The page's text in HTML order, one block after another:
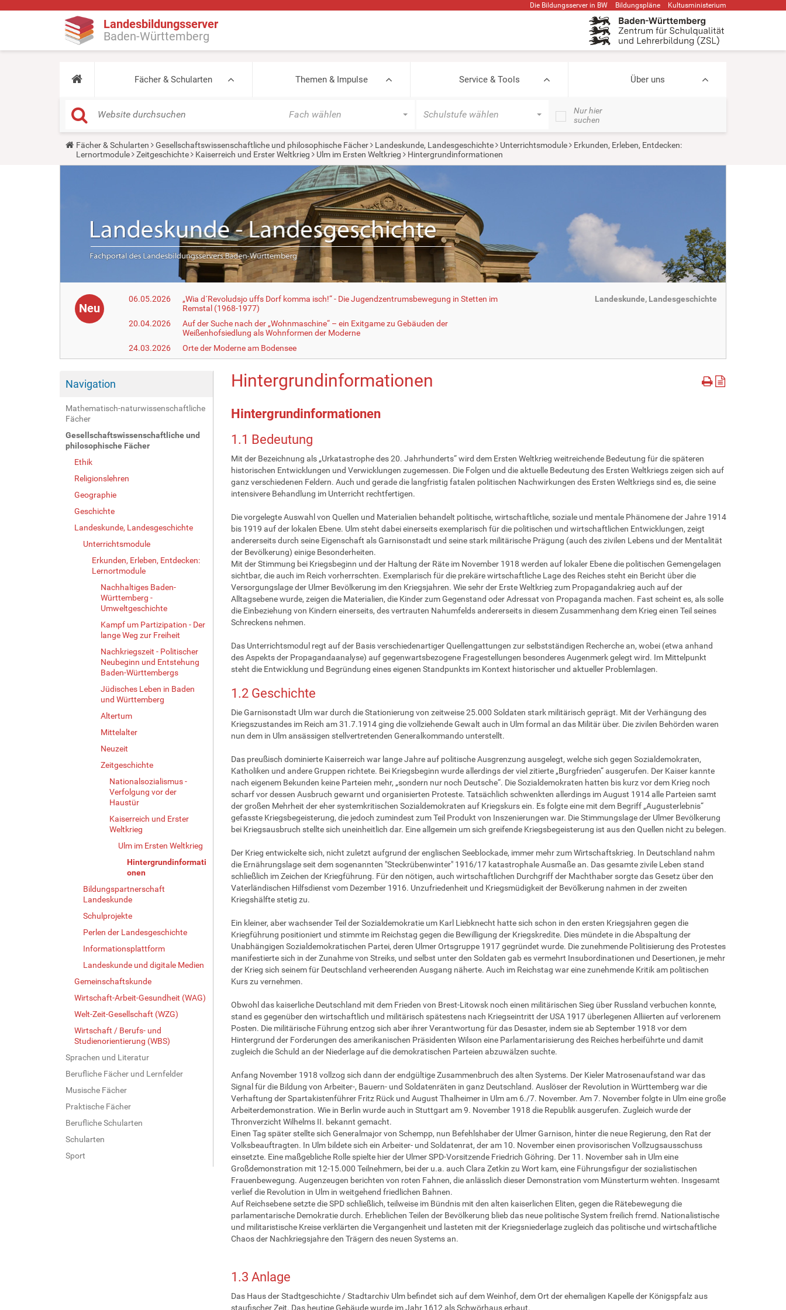
Die Bildungsserver in BW Bildungspläne Kultusministerium
Landesbildungsserver
Baden-Württemberg
Fächer & Schularten Themen & Impulse Service & Tools Über uns
Fach wählen Schulstufe wählen
Nur hier
suchen
Y
u
Fächer & Schularten Gesellschaftswissenschaftliche und philosophische Fächer Landeskunde, Landesgeschichte Unterrichtsmodule
Erkunden, Erleben, Entdecken:
Lernortmodule
Zeitgeschichte Kaiserreich und Erster Weltkrieg Ulm im Ersten Weltkrieg Hintergrundinformationen
Neu
06.05.2026
„Wia d´Revoludsjo uffs Dorf komma isch!“ - Die Jugendzentrumsbewegung in Stetten im
Remstal (1968-1977)
20.04.2026
Auf der Suche nach der „Wohnmaschine“ – ein Exitgame zu Gebäuden der
Weißenhofsiedlung als Wohnformen der Moderne
24.03.2026
Orte der Moderne am Bodensee
Landeskunde, Landesgeschichte
Navigation
Mathematisch-naturwissenschaftliche
Fächer
Gesellschaftswissenschaftliche und
philosophische Fächer
Ethik
Religionslehren
Geographie
Geschichte
Landeskunde, Landesgeschichte
Unterrichtsmodule
Erkunden, Erleben, Entdecken:
Lernortmodule
Nachhaltiges Baden-
Württemberg -
Umweltgeschichte
Kampf um Partizipation - Der
lange Weg zur Freiheit
Nachkriegszeit - Politischer
Neubeginn und Entstehung
Baden-Württembergs
Jüdisches Leben in Baden
und Württemberg
Altertum
Mittelalter
Neuzeit
Zeitgeschichte
Nationalsozialismus -
Verfolgung vor der
Haustür
Kaiserreich und Erster
Weltkrieg
Ulm im Ersten Weltkrieg
Hintergrundinformati
onen
Bildungspartnerschaft
Landeskunde
Schulprojekte
Perlen der Landesgeschichte
Informationsplattform
Landeskunde und digitale Medien
Gemeinschaftskunde
Wirtschaft-Arbeit-Gesundheit (WAG)
Welt-Zeit-Gesellschaft (WZG)
Wirtschaft / Berufs- und
Studienorientierung (WBS)
Sprachen und Literatur
Berufliche Fächer und Lernfelder
Musische Fächer
Praktische Fächer
Berufliche Schularten
Schularten
Sport
Hintergrundinformationen
Hintergrundinformationen
1.1 Bedeutung
Mit der Bezeichnung als „Urkatastrophe des 20. Jahrhunderts“ wird dem Ersten Weltkrieg weitreichende Bedeutung für die späteren
historischen Entwicklungen und Verwicklungen zugemessen. Die Folgen und die aktuelle Bedeutung des Ersten Weltkriegs zeigen sich auf
ganz verschiedenen Feldern. Auch und gerade die langfristig fatalen politischen Nachwirkungen des Ersten Weltkriegs sind es, die seine
intensivere Behandlung im Unterricht rechtfertigen.
Die vorgelegte Auswahl von Quellen und Materialien behandelt politische, wirtschaftliche, soziale und mentale Phänomene der Jahre 1914
bis 1919 auf der lokalen Ebene. Ulm steht dabei einerseits exemplarisch für die politischen und wirtschaftlichen Entwicklungen, zeigt
andererseits durch seine Eigenschaft als Garnisonstadt und seine stark militärische Prägung (auch des zivilen Lebens und der Mentalität
der Bevölkerung) einige Besonderheiten.
Mit der Stimmung bei Kriegsbeginn und der Haltung der Räte im November 1918 werden auf lokaler Ebene die politischen Gemengelagen
sichtbar, die auch im Reich vorherrschten. Exemplarisch für die prekäre wirtschaftliche Lage des Reiches steht ein Bericht über die
Versorgungslage der Ulmer Bevölkerung im den Kriegsjahren. Wie sehr der Erste Weltkrieg zum Propagandakrieg auch auf der
Alltagsebene wurde, zeigen die Materialien, die Kinder zum Gegenstand oder Adressat von Propaganda machen. Fast scheint es, als solle
die Einbeziehung von Kindern einerseits, des vertrauten Nahumfelds andererseits in diesem Zusammenhang dem Krieg einen Teil seines
Schreckens nehmen.
Das Unterrichtsmodul regt auf der Basis verschiedenartiger Quellengattungen zur selbstständigen Recherche an, wobei (etwa anhand
des Aspekts der Propagandaanalyse) auf gegenwartsbezogene Fragestellungen besonderes Augenmerk gelegt wird. Im Mittelpunkt
steht die Entwicklung und Begründung eines eigenen Standpunkts im Kontext historischer und aktueller Problemlagen.
1.2 Geschichte
Die Garnisonstadt Ulm war durch die Stationierung von zeitweise 25.000 Soldaten stark militärisch geprägt. Mit der Verhängung des
Kriegszustandes im Reich am 31.7.1914 ging die vollziehende Gewalt auch in Ulm formal an das Militär über. Die zivilen Behörden waren
nun dem in Ulm ansässigen stellvertretenden Generalkommando unterstellt.
Das preußisch dominierte Kaiserreich war lange Jahre auf politische Ausgrenzung ausgelegt, welche sich gegen Sozialdemokraten,
Katholiken und andere Gruppen richtete. Bei Kriegsbeginn wurde allerdings der viel zitierte „Burgfrieden“ ausgerufen. Der Kaiser kannte
nach eigenem Bekunden keine Parteien mehr, „sondern nur noch Deutsche“. Die Sozialdemokraten hatten bis kurz vor dem Krieg noch
scharf vor dessen Ausbruch gewarnt und organisierten Proteste. Tatsächlich schwenkten allerdings im August 1914 alle Parteien samt
der großen Mehrheit der eher systemkritischen Sozialdemokraten auf Kriegskurs ein. Es folgte eine mit dem Begriff „Augusterlebnis“
gefasste Kriegsbegeisterung, die jedoch zumindest zum Teil Produkt von Inszenierungen war. Die Stimmungslage der Ulmer Bevölkerung
bei Kriegsausbruch stellte sich uneinheitlich dar. Eine allgemein um sich greifende Kriegsbegeisterung ist aus den Quellen nicht zu belegen.
Der Krieg entwickelte sich, nicht zuletzt aufgrund der englischen Seeblockade, immer mehr zum Wirtschaftskrieg. In Deutschland nahm
die Ernährungslage seit dem sogenannten "Steckrübenwinter" 1916/17 katastrophale Ausmaße an. Das gesamte zivile Leben stand
schließlich im Zeichen der Kriegführung. Für den nötigen, auch wirtschaftlichen Durchgriff der Machthaber sorgte das Gesetz über den
Vaterländischen Hilfsdienst vom Dezember 1916. Unzufriedenheit und Kriegsmüdigkeit der Bevölkerung nahmen in der zweiten
Kriegshälfte stetig zu.
Ein kleiner, aber wachsender Teil der Sozialdemokratie um Karl Liebknecht hatte sich schon in den ersten Kriegsjahren gegen die
Kriegführung positioniert und stimmte im Reichstag gegen die Bewilligung der Kriegskredite. Dies mündete in die Abspaltung der
Unabhängigen Sozialdemokratischen Partei, deren Ulmer Ortsgruppe 1917 gegründet wurde. Die zunehmende Politisierung des Protestes
manifestierte sich in der Zunahme von Streiks, und selbst unter den Soldaten gab es vermehrt Insubordinationen und Desertionen, je mehr
der Krieg sich seinem für Deutschland verheerenden Ausgang näherte. Auch im Reichstag war eine zunehmende Kritik am politischen
Kurs zu vernehmen.
Obwohl das kaiserliche Deutschland mit dem Frieden von Brest-Litowsk noch einen militärischen Sieg über Russland verbuchen konnte,
stand es gegenüber den wirtschaftlich und militärisch spätestens nach Kriegseintritt der USA 1917 überlegenen Alliierten auf verlorenem
Posten. Die militärische Führung entzog sich aber ihrer Verantwortung für das Desaster, indem sie ab September 1918 vor dem
Hintergrund der Forderungen des amerikanischen Präsidenten Wilson eine Parlamentarisierung des Reiches herbeiführte und damit
zugleich die Schuld an der Niederlage auf die demokratischen Parteien abzuwälzen suchte.
Anfang November 1918 vollzog sich dann der endgültige Zusammenbruch des alten Systems. Der Kieler Matrosenaufstand war das
Signal für die Bildung von Arbeiter-, Bauern- und Soldatenräten in ganz Deutschland. Auslöser der Revolution in Württemberg war die
Verhaftung der Spartakistenführer Fritz Rück und August Thalheimer in Ulm am 6./7. November. Am 7. November folgte in Ulm eine große
Arbeiterdemonstration. Wie in Berlin wurde auch in Stuttgart am 9. November 1918 die Republik ausgerufen. Zugleich wurde der
Thronverzicht Wilhelms II. bekannt gemacht.
Einen Tag später stellte sich Generalmajor von Schempp, nun Befehlshaber der Ulmer Garnison, hinter die neue Regierung, den Rat der
Volksbeauftragten. In Ulm bildete sich ein Arbeiter- und Soldatenrat, der am 10. November einen provisorischen Vollzugsausschuss
einsetzte. Eine maßgebliche Rolle spielte hier der Ulmer SPD-Vorsitzende Friedrich Göhring. Der 11. November sah in Ulm eine
Großdemonstration mit 12-15.000 Teilnehmern, bei der u.a. auch Clara Zetkin zu Wort kam, eine Führungsfigur der sozialistischen
Frauenbewegung. Augenzeugen berichten von roten Fahnen, die anlässlich dieser Demonstration vom Münsterturm wehten. Insgesamt
verlief die Revolution in Ulm in weitgehend friedlichen Bahnen.
Auf Reichsebene setzte die SPD schließlich, teilweise im Bündnis mit den alten kaiserlichen Eliten, gegen die Rätebewegung die
parlamentarische Demokratie durch. Erheblichen Teilen der Bevölkerung blieb das neue politische System freilich fremd. Nationalistische
und militaristische Kreise verklärten die Vergangenheit und lasteten mit der Kriegsniederlage zugleich das politische und wirtschaftliche
Chaos der Nachkriegsjahre den Trägern des neuen Systems an.
1.3 Anlage
Das Haus der Stadtgeschichte / Stadtarchiv Ulm befindet sich auf dem Weinhof, dem Ort der ehemaligen Kapelle der Königspfalz aus
staufischer Zeit. Das heutige Gebäude wurde im Jahr 1612 als Schwörhaus erbaut.